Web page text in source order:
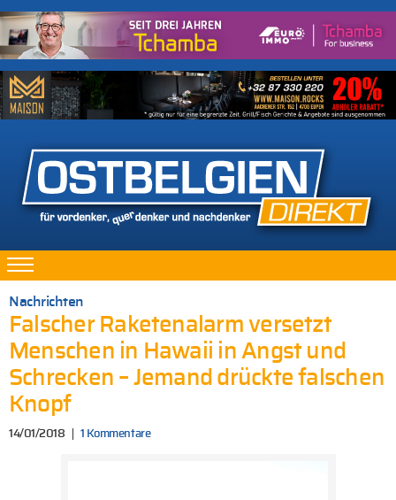
Nachrichten
Falscher Raketenalarm versetzt
Menschen in Hawaii in Angst und
Schrecken – Jemand drückte falschen
Knopf
14/01/2018 1 Kommentare